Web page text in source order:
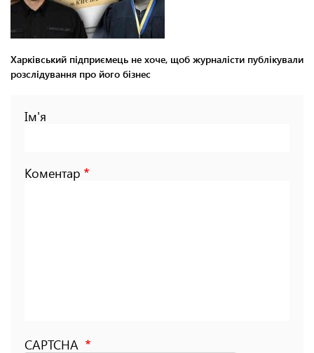
Харківський підприємець не хоче, щоб журналісти публікували
розслідування про його бізнес
Ім'я
Коментар
CAPTCHA